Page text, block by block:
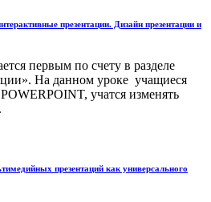
презентации. Дизайн презентации и
первым по счету в разделе
На данном уроке учащиеся
учатся изменять
презентаций как универсального